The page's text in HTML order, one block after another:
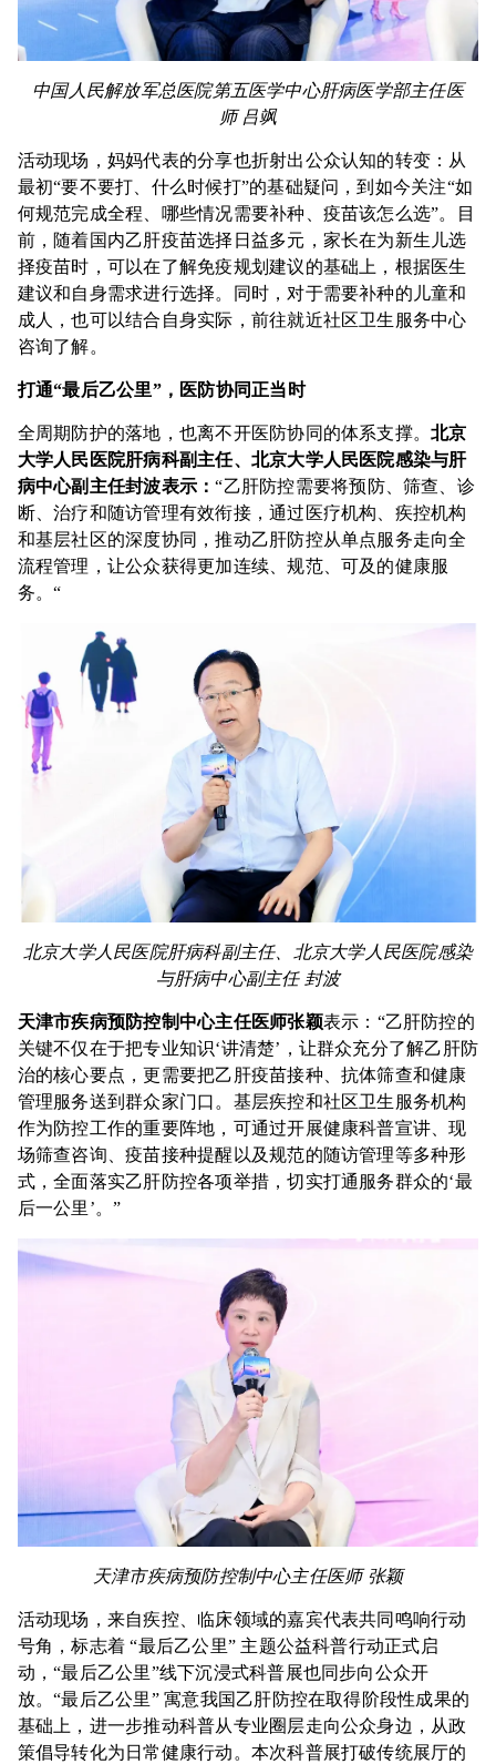
中国人民解放军总医院第五医学中心肝病医学部主任医
师 吕飒
活动现场，妈妈代表的分享也折射出公众认知的转变：从
最初“要不要打、什么时候打”的基础疑问，到如今关注“如
何规范完成全程、哪些情况需要补种、疫苗该怎么选”。目
前，随着国内乙肝疫苗选择日益多元，家长在为新生儿选
择疫苗时，可以在了解免疫规划建议的基础上，根据医生
建议和自身需求进行选择。同时，对于需要补种的儿童和
成人，也可以结合自身实际，前往就近社区卫生服务中心
咨询了解。
打通“最后乙公里”，医防协同正当时
全周期防护的落地，也离不开医防协同的体系支撑。北京
大学人民医院肝病科副主任、北京大学人民医院感染与肝
病中心副主任封波表示 ：“乙肝防控需要将预防、筛查、诊
断、治疗和随访管理有效衔接，通过医疗机构、疾控机构
和基层社区的深度协同，推动乙肝防控从单点服务走向全
流程管理，让公众获得更加连续、规范、可及的健康服
务。“
北京大学人民医院肝病科副主任、北京大学人民医院感染
与肝病中心副主任 封波
天津市疾病预防控制中心主任医师张颖表示：“乙肝防控的
关键不仅在于把专业知识‘讲清楚’，让群众充分了解乙肝防
治的核心要点，更需要把乙肝疫苗接种、抗体筛查和健康
管理服务送到群众家门口。基层疾控和社区卫生服务机构
作为防控工作的重要阵地，可通过开展健康科普宣讲、现
场筛查咨询、疫苗接种提醒以及规范的随访管理等多种形
式，全面落实乙肝防控各项举措，切实打通服务群众的‘最
后一公里’。”
天津市疾病预防控制中心主任医师 张颖
活动现场，来自疾控、临床领域的嘉宾代表共同鸣响行动
号角，标志着 “最后乙公里” 主题公益科普行动正式启
动，“最后乙公里”线下沉浸式科普展也同步向公众开
放。“最后乙公里” 寓意我国乙肝防控在取得阶段性成果的
基础上，进一步推动科普从专业圈层走向公众身边，从政
策倡导转化为日常健康行动。本次科普展打破传统展厅的